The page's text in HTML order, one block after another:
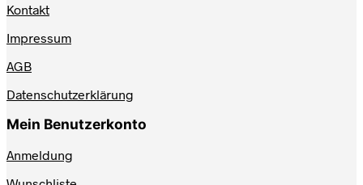
Kontakt
Impressum
AGB
Datenschutzerklärung
Mein Benutzerkonto
Anmeldung